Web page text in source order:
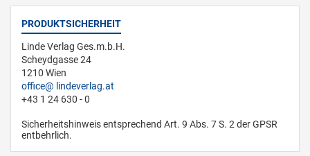
PRODUKTSICHERHEIT
Linde Verlag Ges.m.b.H.
Scheydgasse 24
1210 Wien
office
lindeverlag.at
+43 1 24 630 - 0
Sicherheitshinweis entsprechend Art. 9 Abs. 7 S. 2 der GPSR
entbehrlich.